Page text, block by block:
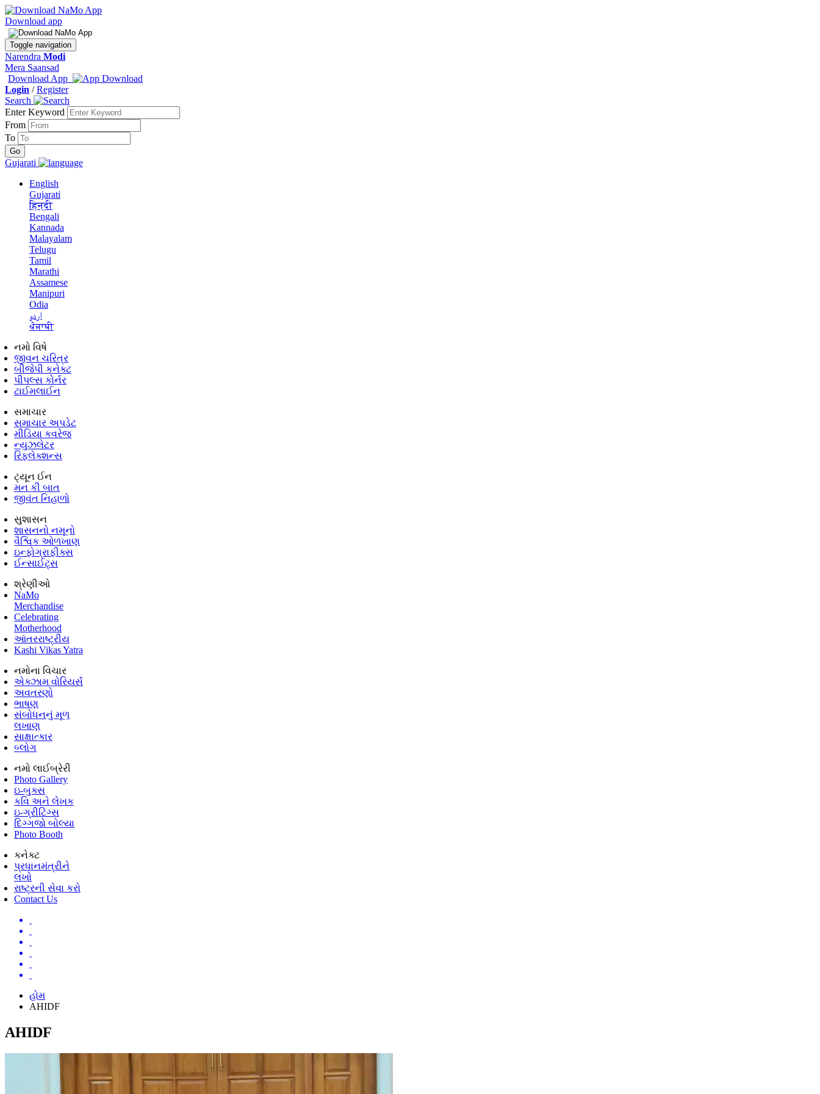
Download app
Toggle navigation
Narendra Modi
Mera Saansad
Download App
Login /Register
Search
Enter Keyword
From
To
Gujarati
English
Gujarati
हिन्दी
Bengali
Kannada
Malayalam
Telugu
Tamil
Marathi
Assamese
Manipuri
Odia
اردو
ਪੰਜਾਬੀ
નમો વિષે
જીવન ચરિત્ર
બીજેપી કનેક્ટ
પીપલ્સ કોર્નર
ટાઈમલાઈન
સમાચાર
સમાચાર અપડેટ
મીડિયા કવરેજ
ન્યુઝલેટર
રિફ્લેક્શન્સ
ટ્યૂન ઈન
મન કી બાત
જીવંત નિહાળો
સુશાસન
શાસનનો નમૂનો
વૈશ્વિક ઓળખાણ
ઇન્ફોગ્રાફીક્સ
ઈન્સાઈટ્સ
શ્રેણીઓ
NaMo
Merchandise
Celebrating
Motherhood
આંતરરાષ્ટ્રીય
Kashi Vikas Yatra
નમોના વિચાર
એક્ઝામ વોરિયર્સ
અવતરણો
ભાષણ
સંબોધનનું મૂળ
લખાણ
સાક્ષાત્કાર
બ્લોગ
નમો લાઈબ્રેરી
Photo Gallery
ઇ-બુક્સ
કવિ અને લેખક
ઇ-ગ્રીટિંગ્સ
દિગ્ગજો બોલ્યા
Photo Booth
કનેક્ટ
પ્રધાનમંત્રીને
લખો
રાષ્ટ્રની સેવા કરો
Contact Us
હોમ
AHIDF
AHIDF